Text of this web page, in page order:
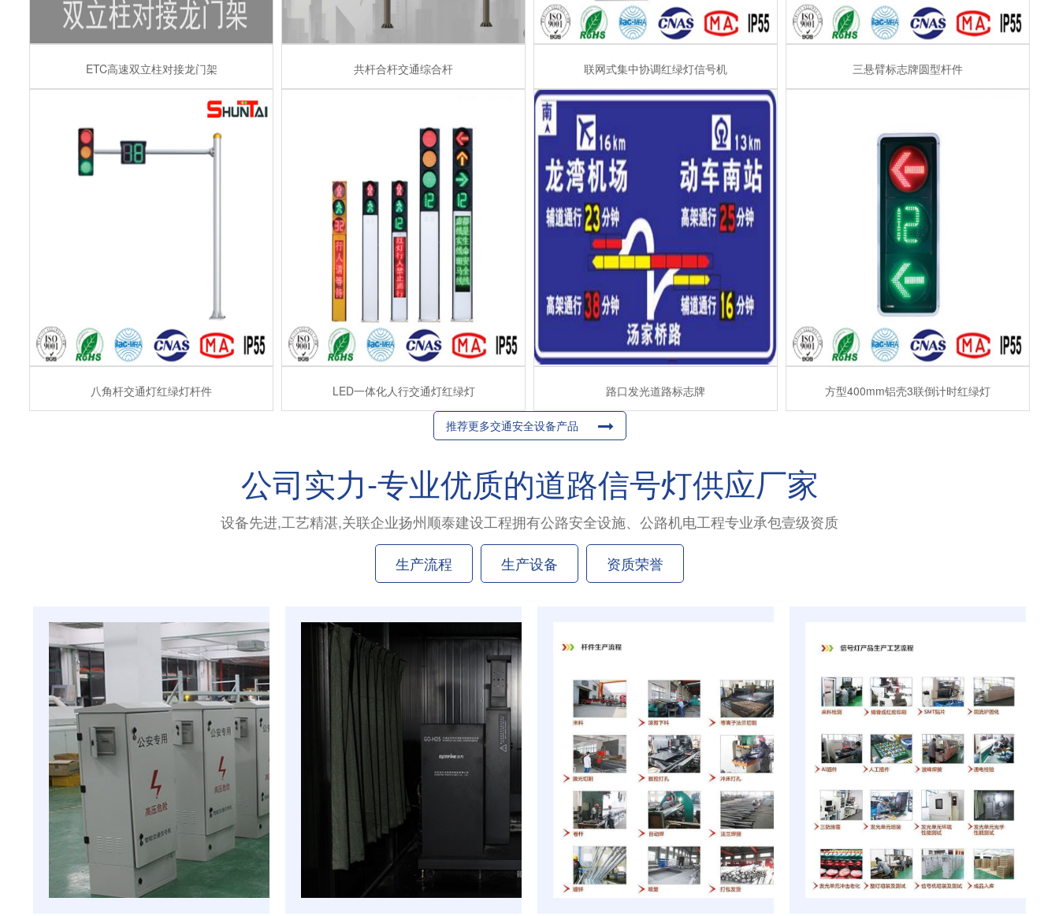
ETC高速双立柱对接龙门架 共杆合杆交通综合杆 联网式集中协调红绿灯信号机 三悬臂标志牌圆型杆件
八角杆交通灯红绿灯杆件 LED一体化人行交通灯红绿灯 路口发光道路标志牌 方型400mm铝壳3联倒计时红绿灯
推荐更多交通安全设备产品
公司实力-专业优质的道路信号灯供应厂家
设备先进,工艺精湛,关联企业扬州顺泰建设工程拥有公路安全设施、公路机电工程专业承包壹级资质
生产流程 生产设备 资质荣誉